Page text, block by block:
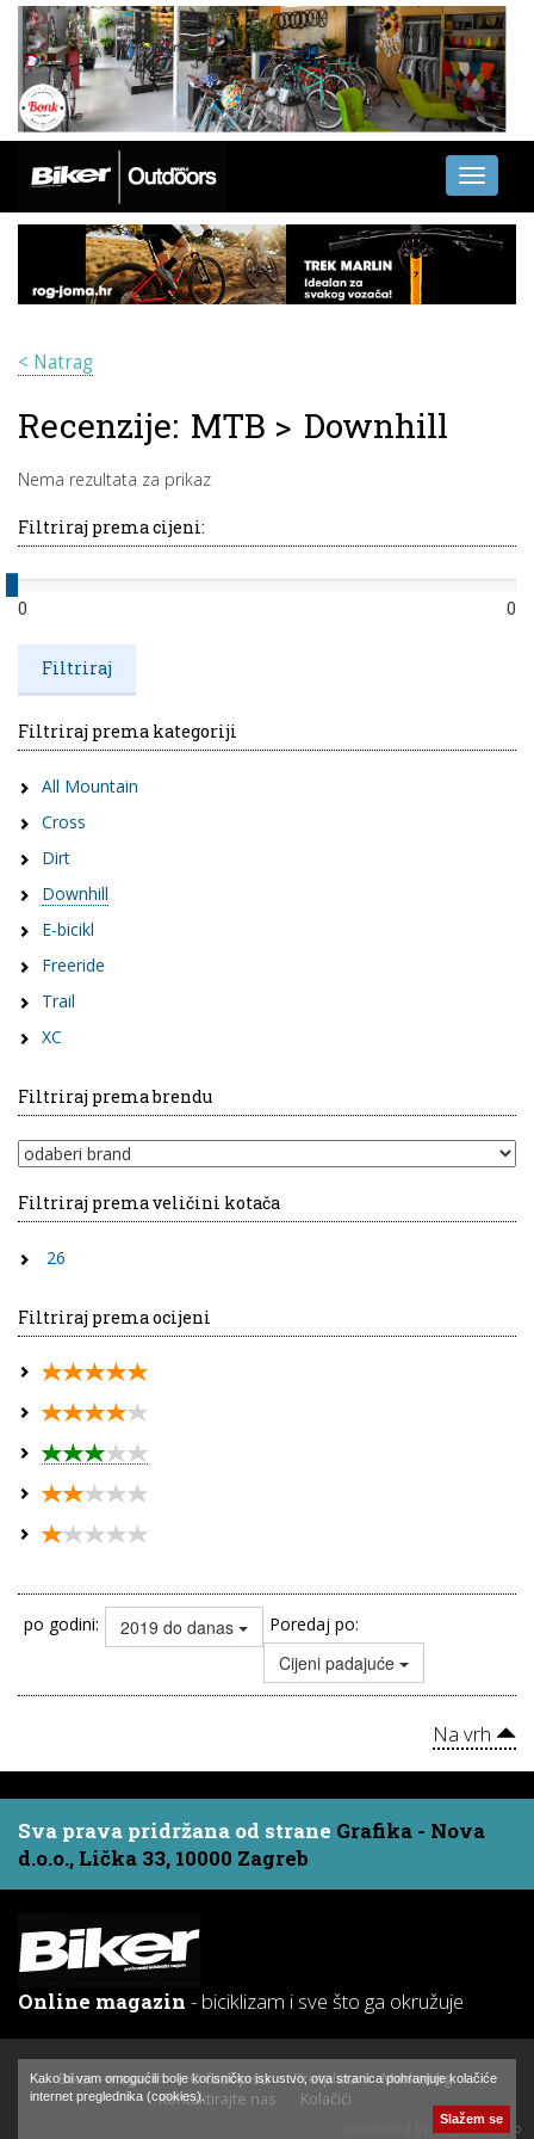
Toggle
< Natrag
Recenzije: MTB > Downhill
Nema rezultata za prikaz
Filtriraj prema cijeni:
0 0
Filtriraj prema kategoriji
All Mountain
Cross
Dirt
Downhill
E-bicikl
Freeride
Trail
XC
Filtriraj prema brendu
Filtriraj prema veličini kotača
26
Filtriraj prema ocijeni
po godini: 2019 do danas Poredaj po:
Cijeni padajuće
Na vrh
Sva prava pridržana od strane Grafika - Nova
d.o.o., Lička 33, 10000 Zagreb
Online magazin - biciklizam i sve što ga okružuje
Biker - magazin O časopisu Pretplata
Marketing
Kontaktirajte nas
Kolačići
Hajtek Studio
Kako bi vam omogućili bolje korisničko iskustvo, ova stranica pohranjuje kolačiće
internet preglednika (cookies).
Slažem se